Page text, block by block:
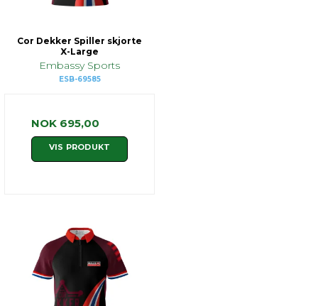
Cor Dekker Spiller skjorte
X-Large
Embassy Sports
ESB-69585
NOK 695,00
VIS PRODUKT